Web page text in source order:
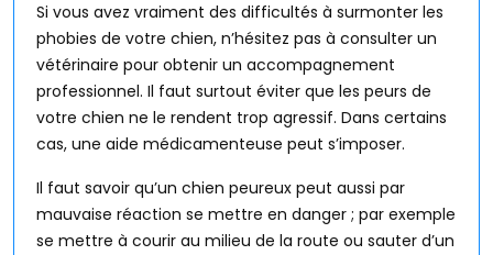
Si vous avez vraiment des difficultés à surmonter les
phobies de votre chien, n’hésitez pas à consulter un
vétérinaire pour obtenir un accompagnement
professionnel. Il faut surtout éviter que les peurs de
votre chien ne le rendent trop agressif. Dans certains
cas, une aide médicamenteuse peut s’imposer.
Il faut savoir qu’un chien peureux peut aussi par
mauvaise réaction se mettre en danger ; par exemple
se mettre à courir au milieu de la route ou sauter d’un